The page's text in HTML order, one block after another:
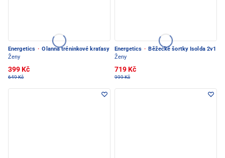
Energetics · Olanna tréninkové kraťasy
Ženy
399 Kč
649 Kč
Energetics · Běžecké šortky Isolda 2v1
Ženy
719 Kč
999 Kč